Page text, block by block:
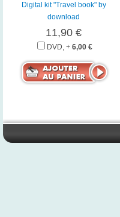
Digital kit "Travel book" by
download
11,90 €
DVD, + 6,00 €